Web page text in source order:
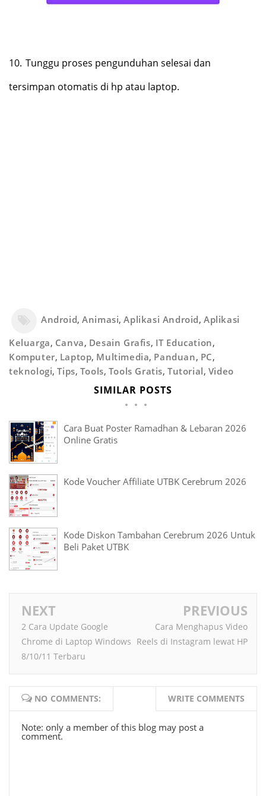
10. Tunggu proses pengunduhan selesai dan
tersimpan otomatis di hp atau laptop.
Android,Animasi,Aplikasi Android,Aplikasi
Keluarga, Canva, Desain Grafis, IT Education,
Komputer, Laptop, Multimedia, Panduan, PC,
teknologi,Tips, Tools, Tools Gratis,Tutorial, Video
SIMILAR POSTS
Cara Buat Poster Ramadhan & Lebaran 2026
Online Gratis
Kode Voucher Affiliate UTBK Cerebrum 2026
Kode Diskon Tambahan Cerebrum 2026 Untuk
Beli Paket UTBK
NEXT
2 Cara Update Google
Chrome di Laptop Windows
8/10/11 Terbaru
PREVIOUS
Cara Menghapus Video
Reels di Instagram lewat HP
NO COMMENTS: WRITE COMMENTS
Note: only a member of this blog may post a
comment.